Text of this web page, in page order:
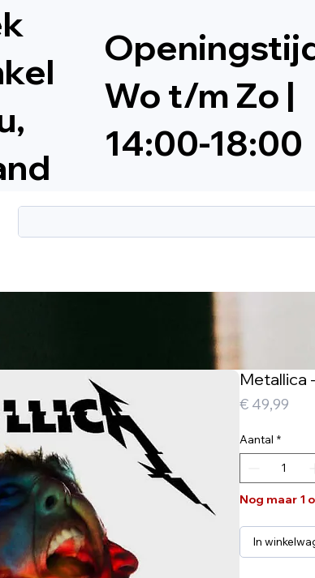
Wo t/m Zo |
14:00-18:00
Metallica
€ 49,99
Aantal *
Nog maar 1
In